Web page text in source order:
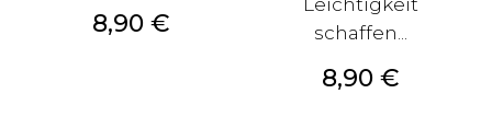
Preis
8,90 €
schaffen...
Preis
8,90 €